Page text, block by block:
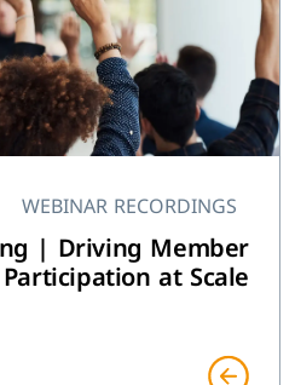
WEBINAR RECORDINGS
| Driving Member
Participation at Scale